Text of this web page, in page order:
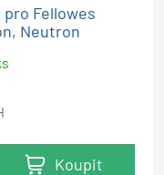
Fellowes
Neutron
Koupit